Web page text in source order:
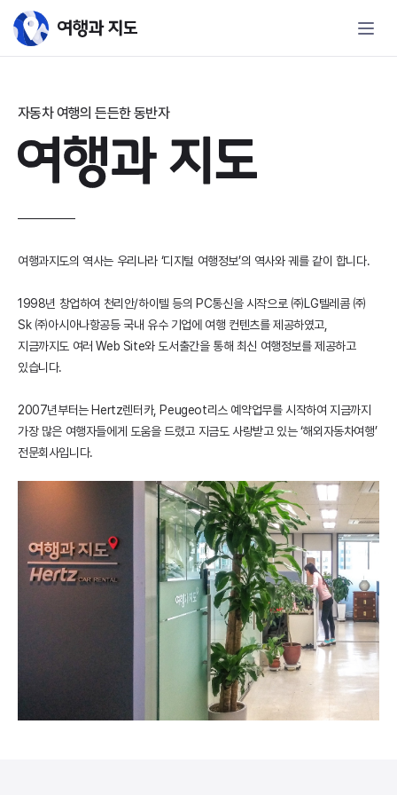
해외여행을 위한 렌터카예약전문 여
자동차 여행의 든든한 동반자
여행과지도의 역사는 우리나라 ‘디지털 여행정보’의 역사와 궤를 같이 합니다.
1998년 창업하여 천리안/하이텔 등의 PC통신을 시작으로 ㈜LG텔레콤 ㈜
Sk ㈜아시아나항공등 국내 유수 기업에 여행 컨텐츠를 제공하였고,
지금까지도 여러 Web Site와 도서출간을 통해 최신 여행정보를 제공하고
있습니다.
2007년부터는 Hertz렌터카, Peugeot리스 예약업무를 시작하여 지금까지
가장 많은 여행자들에게 도움을 드렸고 지금도 사랑받고 있는 ‘해외자동차여행’
전문회사입니다.